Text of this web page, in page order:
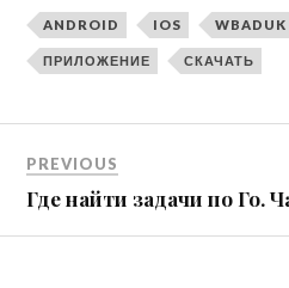
ANDROID IOS WBADUK
ПРИЛОЖЕНИЕ СКАЧАТЬ
PREVIOUS
Где найти задачи по Го.